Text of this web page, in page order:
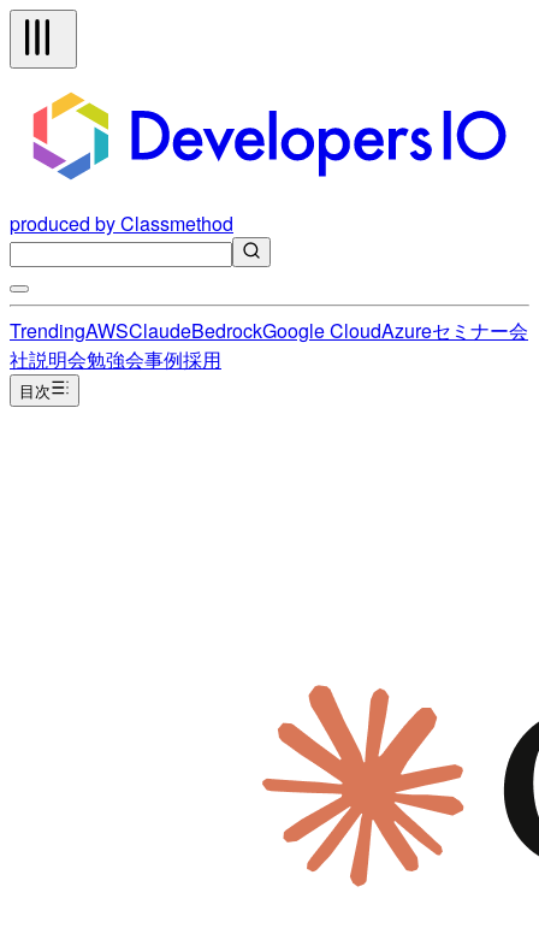
produced by Classmethod
TrendingAWSClaudeBedrockGoogle CloudAzureセミナー会
社説明会勉強会事例採用
目次